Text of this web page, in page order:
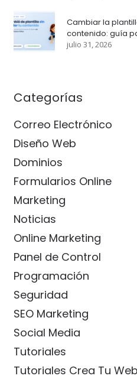
Cambiar la
contenido: guía
julio 31, 2026
Categorías
Correo Electrónico
Diseño Web
Dominios
Formularios Online
Marketing
Noticias
Online Marketing
Panel de Control
Programación
Seguridad
SEO Marketing
Social Media
Tutoriales
Tutoriales Crea Tu Web